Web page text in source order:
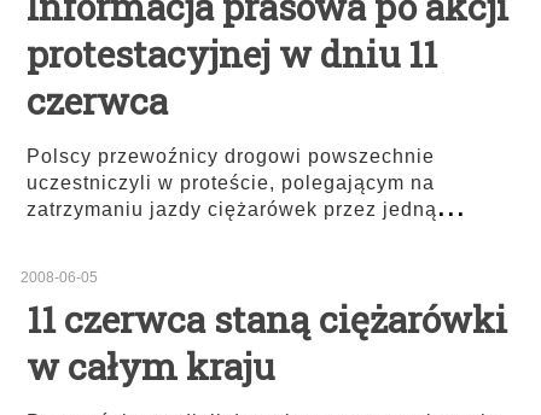
protestacyjnej w dniu 11
czerwca
Polscy przewoźnicy drogowi powszechnie
uczestniczyli w proteście, polegającym na
zatrzymaniu jazdy ciężarówek przez jedną...
2008-06-05
11 czerwca staną ciężarówki
w całym kraju